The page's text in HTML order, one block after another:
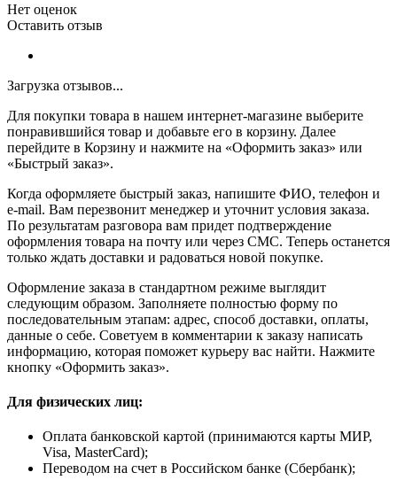
Нет оценок
Оставить отзыв
Загрузка отзывов...
Для покупки товара в нашем интернет-магазине выберите
понравившийся товар и добавьте его в корзину. Далее
перейдите в Корзину и нажмите на «Оформить заказ» или
«Быстрый заказ».
Когда оформляете быстрый заказ, напишите ФИО, телефон и
e-mail. Вам перезвонит менеджер и уточнит условия заказа.
По результатам разговора вам придет подтверждение
оформления товара на почту или через СМС. Теперь останется
только ждать доставки и радоваться новой покупке.
Оформление заказа в стандартном режиме выглядит
следующим образом. Заполняете полностью форму по
последовательным этапам: адрес, способ доставки, оплаты,
данные о себе. Советуем в комментарии к заказу написать
информацию, которая поможет курьеру вас найти. Нажмите
кнопку «Оформить заказ».
Для физических лиц:
Оплата банковской картой (принимаются карты МИР,
Visa, MasterCard);
Переводом на счет в Российском банке (Сбербанк);